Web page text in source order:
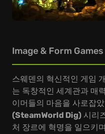
Image & Form Games
스웨덴의 혁신적인 게임
는 독창적인 세계관과 매
이머들의 마음을 사로잡
(SteamWorld Dig) 시리
처 장르에 혁명을 일으키